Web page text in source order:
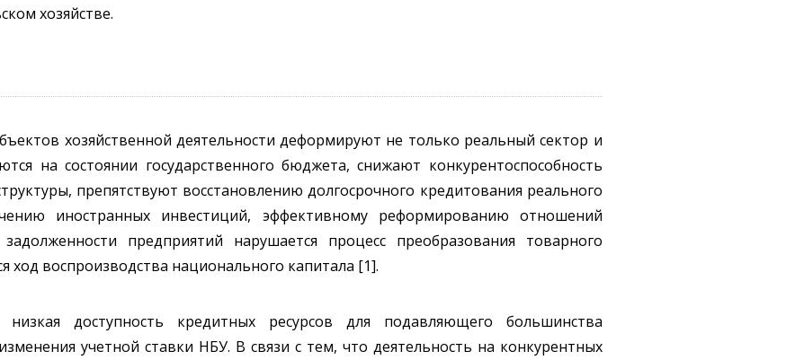
хозяйстве.
хозяйственной деятельности деформируют не только реальный сектор и
на состоянии государственного бюджета, снижают конкурентоспособность
препятствуют восстановлению долгосрочного кредитования реального
иностранных инвестиций, эффективному реформированию отношений
предприятий нарушается процесс преобразования товарного
ход воспроизводства национального капитала [1].
доступность кредитных ресурсов для подавляющего большинства
учетной ставки НБУ. В связи с тем, что деятельность на конкурентных